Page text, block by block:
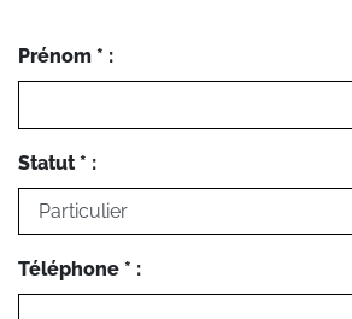
Prénom * :
Statut * :
Téléphone * :